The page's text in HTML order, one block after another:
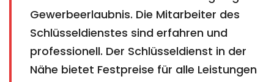
Gewerbeerlaubnis. Die Mitarbeiter des
Schlüsseldienstes sind erfahren und
professionell. Der Schlüsseldienst in der
Nähe bietet Festpreise für alle Leistungen